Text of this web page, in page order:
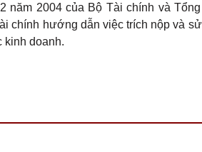
năm 2004 của Bộ Tài chính và
chính hướng dẫn việc trích nộp và
kinh doanh.